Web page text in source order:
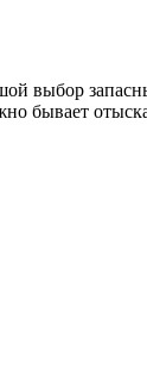
выбор
бывает